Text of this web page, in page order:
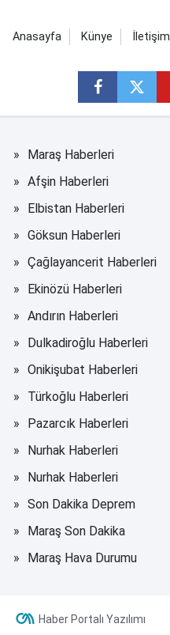
Anasayfa Künye İletişim
Maraş Haberleri
Afşin Haberleri
Elbistan Haberleri
Göksun Haberleri
Çağlayancerit Haberleri
Ekinözü Haberleri
Andırın Haberleri
Dulkadiroğlu Haberleri
Onikişubat Haberleri
Türkoğlu Haberleri
Pazarcık Haberleri
Nurhak Haberleri
Nurhak Haberleri
Son Dakika Deprem
Maraş Son Dakika
Maraş Hava Durumu
Haber Portalı Yazılımı